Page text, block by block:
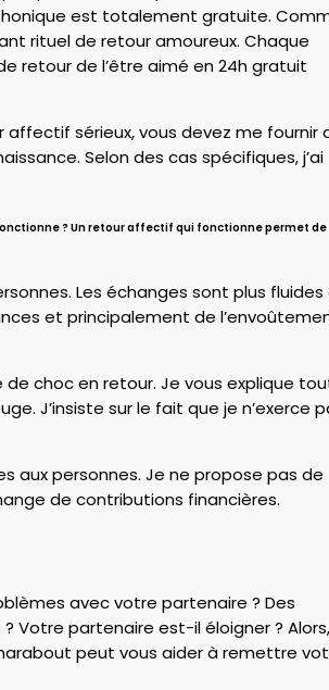
est totalement gratuite.
rituel de retour amoureux. Chaque
retour de l’être aimé en 24h gratuit
affectif sérieux, vous devez me fournir
Selon des cas spécifiques, j’ai
? Un retour affectif qui fonctionne permet de
Les échanges sont plus fluides
et principalement de
choc en retour. Je vous explique
J’insiste sur le fait que je n’exerce
aux personnes. Je ne propose pas de
de contributions financières.
avec votre partenaire ? Des
Votre partenaire est-il éloigner ? Alors,
peut vous aider à remettre